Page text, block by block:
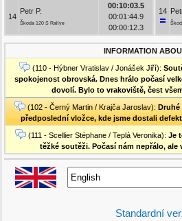
14
Petr P.
Škoda 120 S Rallye
00:10:03.5
00:01:44.9
00:00:12.3
14
INFORMATION
(110 - Hýbner Vratislav / Jonášek Jiří):
spokojenost obrovská. Dnes hrálo počasí
dovolí. Bylo to vrakoviště, čest
(102 - Černý Martin / Krajča Jaroslav): Druhé
předposlední vložce, kde jsme dostali
(111 - Scellier Stéphane / Teplá Veronika): Je
těžké soutěži. Počasí nám nepřálo, ale
Standardní